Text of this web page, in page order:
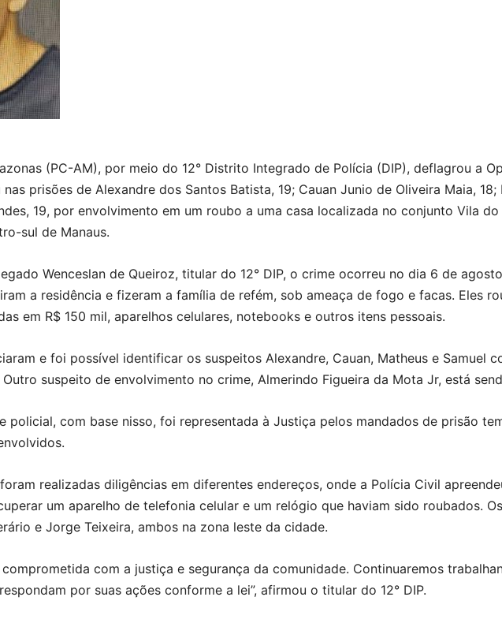
(PC-AM), por meio do 12° Distrito Integrado de Polícia (DIP), deflagrou a
prisões de Alexandre dos Santos Batista, 19; Cauan Junio de Oliveira Maia,
19, por envolvimento em um roubo a uma casa localizada no conjunto Vila
sul de Manaus.
Wenceslan de Queiroz, titular do 12° DIP, o crime ocorreu no dia 6 de
a residência e fizeram a família de refém, sob ameaça de fogo e facas. Eles
em R$ 150 mil, aparelhos celulares, notebooks e outros itens pessoais.
e foi possível identificar os suspeitos Alexandre, Cauan, Matheus e Samuel
suspeito de envolvimento no crime, Almerindo Figueira da Mota Jr, está
policial, com base nisso, foi representada à Justiça pelos mandados de prisão
realizadas diligências em diferentes endereços, onde a Polícia Civil
um aparelho de telefonia celular e um relógio que haviam sido roubados.
e Jorge Teixeira, ambos na zona leste da cidade.
comprometida com a justiça e segurança da comunidade. Continuaremos
por suas ações conforme a lei”, afirmou o titular do 12° DIP.